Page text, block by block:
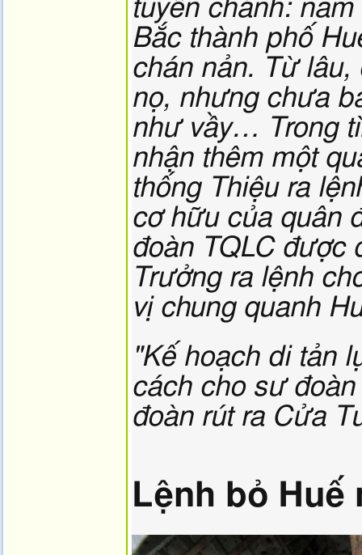
tuyến chánh:
Bắc thành phố
chán nản. Từ lâu,
nọ, nhưng chưa
như vầy… Trong
nhận thêm một
thống Thiệu ra
cơ hữu của quân
đoàn TQLC được
Trưởng ra lệnh
vị chung quanh
"Kế hoạch di tản
cách cho sư
đoàn rút ra Cửa
Lệnh bỏ Huế